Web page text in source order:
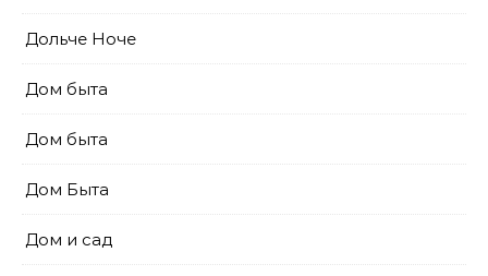
Дольче Ноче
Дом быта
Дом быта
Дом Быта
Дом и сад